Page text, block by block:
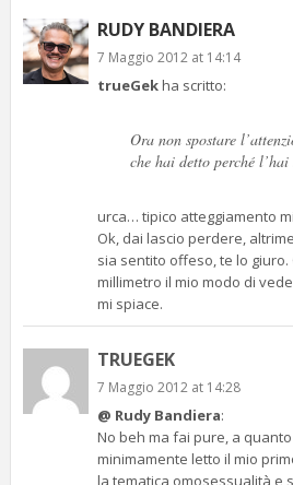
RUDY BANDIERA
7 Maggio 2012 at 14:14
trueGekha scritto:
Ora non spostare
che hai detto perché
urca… tipico atteggiamento
Ok, dai lascio perdere,
sia sentito offeso, te lo
millimetro il mio modo di
mi spiace.
TRUEGEK
7 Maggio 2012 at 14:28
@ Rudy Bandiera:
No beh ma fai pure, a
minimamente letto il mio
la tematica omosessualità e